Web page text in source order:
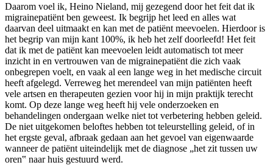
Daarom voel ik, Heino Nieland, mij gezegend door het feit dat ik
migrainepatiënt ben geweest. Ik begrijp het leed en alles wat
daarvan deel uitmaakt en kan met de patiënt meevoelen. Hierdoor is
het begrip van mijn kant 100%, ik heb het zelf doorleefd! Het feit
dat ik met de patiënt kan meevoelen leidt automatisch tot meer
inzicht in en vertrouwen van de migrainepatiënt die zich vaak
onbegrepen voelt, en vaak al een lange weg in het medische circuit
heeft afgelegd. Verreweg het merendeel van mijn patiënten heeft
vele artsen en therapeuten gezien voor hij in mijn praktijk terecht
komt. Op deze lange weg heeft hij vele onderzoeken en
behandelingen ondergaan welke niet tot verbetering hebben geleid.
De niet uitgekomen beloftes hebben tot teleurstelling geleid, of in
het ergste geval, afbraak gedaan aan het gevoel van eigenwaarde
wanneer de patiënt uiteindelijk met de diagnose „het zit tussen uw
oren‟ naar huis gestuurd werd.